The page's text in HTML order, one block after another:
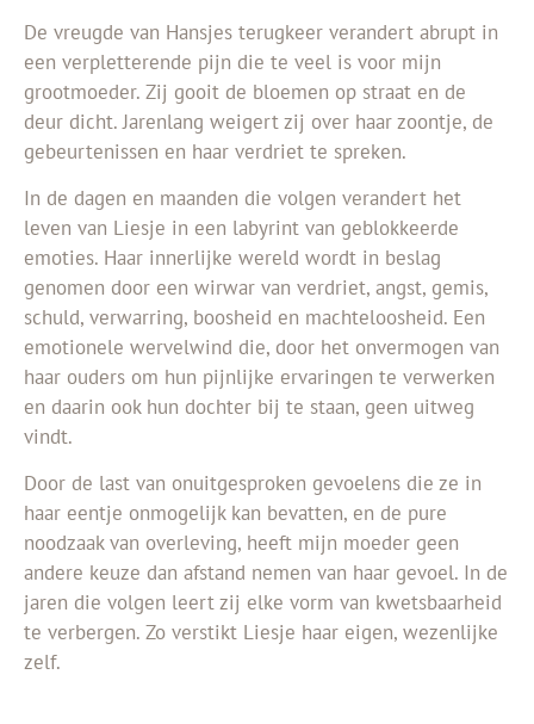
De vreugde van Hansjes terugkeer verandert abrupt in
een verpletterende pijn die te veel is voor mijn
grootmoeder. Zij gooit de bloemen op straat en de
deur dicht. Jarenlang weigert zij over haar zoontje, de
gebeurtenissen en haar verdriet te spreken.
In de dagen en maanden die volgen verandert het
leven van Liesje in een labyrint van geblokkeerde
emoties. Haar innerlijke wereld wordt in beslag
genomen door een wirwar van verdriet, angst, gemis,
schuld, verwarring, boosheid en machteloosheid. Een
emotionele wervelwind die, door het onvermogen van
haar ouders om hun pijnlijke ervaringen te verwerken
en daarin ook hun dochter bij te staan, geen uitweg
vindt.
Door de last van onuitgesproken gevoelens die ze in
haar eentje onmogelijk kan bevatten, en de pure
noodzaak van overleving, heeft mijn moeder geen
andere keuze dan afstand nemen van haar gevoel. In de
jaren die volgen leert zij elke vorm van kwetsbaarheid
te verbergen. Zo verstikt Liesje haar eigen, wezenlijke
zelf.